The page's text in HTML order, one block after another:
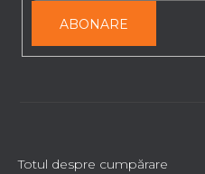
ABONARE
Totul despre cumpărare